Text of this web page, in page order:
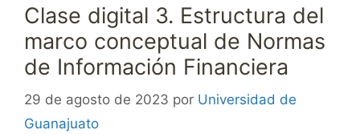
Clase digital 3. Estructura del
marco conceptual de Normas
de Información Financiera
29 de agosto de 2023 por Universidad de
Guanajuato